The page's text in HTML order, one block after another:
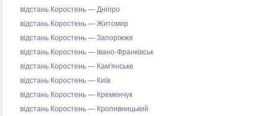
відстань Коростень — Дніпро
відстань Коростень — Житомир
відстань Коростень — Запоріжжя
відстань Коростень — Івано-Франківськ
відстань Коростень — Кам'янське
відстань Коростень — Київ
відстань Коростень — Кременчук
відстань Коростень — Кропивницький